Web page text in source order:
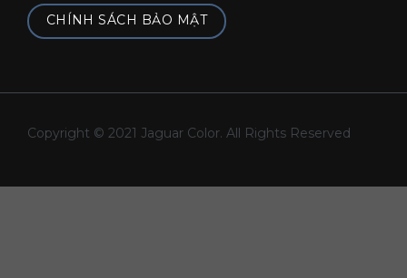
CHÍNH SÁCH BẢO MẬT
Copyright © 2021 Jaguar Color. All Rights Reserved